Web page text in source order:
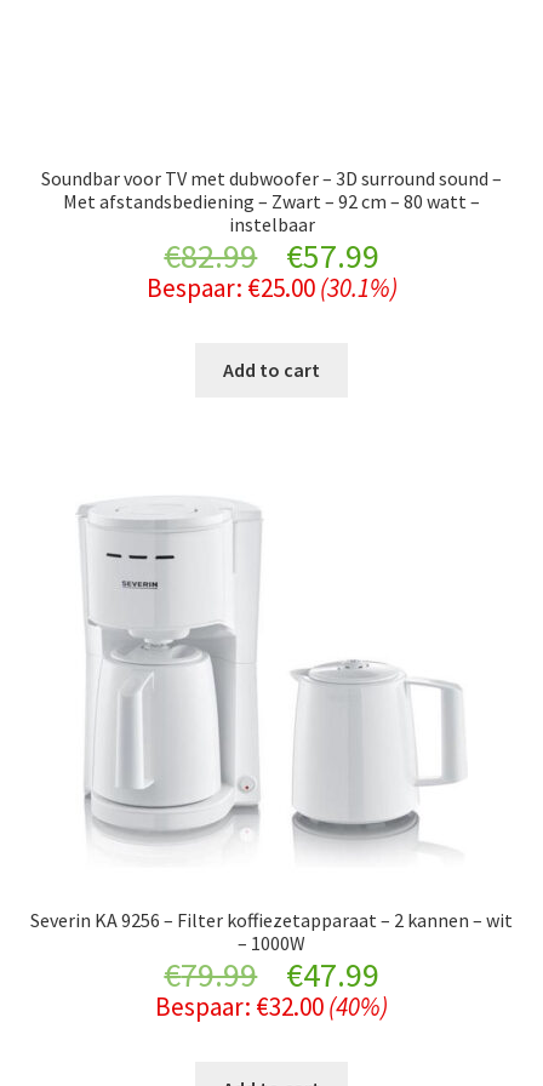
Soundbar voor TV met dubwoofer – 3D surround sound –
Met afstandsbediening – Zwart – 92 cm – 80 watt –
instelbaar
€82.99
Original
price
was:
€57.99Current
price
Bespaar: €25.00 (30.1%)
Add to cart
Severin KA 9256 – Filter koffiezetapparaat – 2 kannen – wit
– 1000W
€79.99
Original
price
€47.99Current
price
Bespaar: €32.00(40%)